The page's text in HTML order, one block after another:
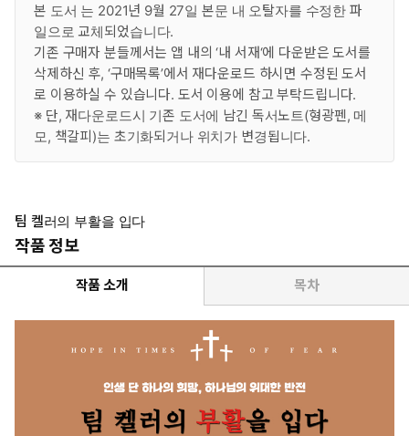
본 도서 는 2021년 9월 27일 본문 내 오탈자를 수정한 파
일으로 교체되었습니다.
기존 구매자 분들께서는 앱 내의 ‘내 서재‘에 다운받은 도서를
삭제하신 후, ‘구매목록’에서 재다운로드 하시면 수정된 도서
로 이용하실 수 있습니다. 도서 이용에 참고 부탁드립니다.
※ 단, 재다운로드시 기존 도서에 남긴 독서노트(형광펜, 메
모, 책갈피)는 초기화되거나 위치가 변경됩니다.
팀 켈러의 부활을 입다
작품 정보
작품 소개 목차